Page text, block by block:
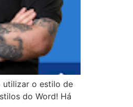
utilizar o estilo de
do Word! Há